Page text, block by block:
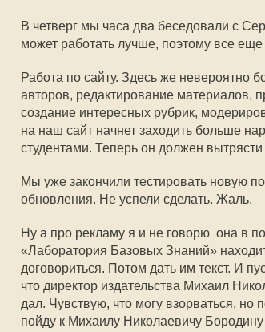
В четверг мы часа два беседовали с
может работать лучше, поэтому все
Работа по сайту. Здесь же невероятно
авторов, редактирование материалов,
создание интересных рубрик,
на наш сайт начнет заходить больше
студентами. Теперь он должен вытрясти
Мы уже закончили тестировать новую
обновления. Не успели сделать. Жаль.
Ну а про рекламу я и не говорю  она в
«Лаборатория Базовых Знаний»
договориться. Потом дать им текст. И
что директор издательства Михаил
дал. Чувствую, что могу взорваться,
пойду к Михаилу Николаевичу